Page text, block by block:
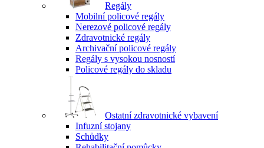
Regály
Mobilní policové regály
Nerezové policové regály
Zdravotnické regály
Archivační policové regály
Regály s vysokou nosností
Policové regály do skladu
Ostatní zdravotnické vybavení
Infuzní stojany
Schůdky